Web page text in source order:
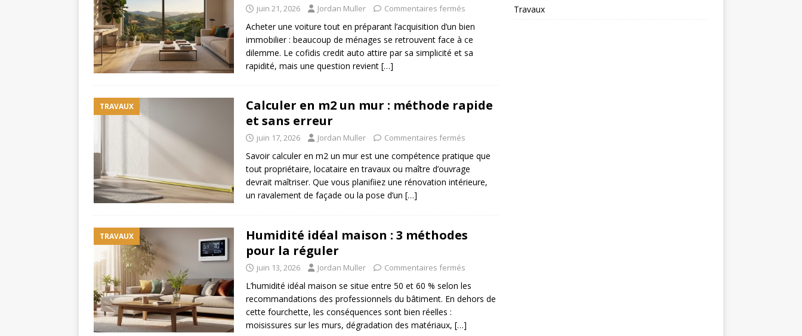
juin 21, 2026 Jordan Muller Commentaires fermés
Acheter une voiture tout en préparant l’acquisition d’un bien
immobilier : beaucoup de ménages se retrouvent face à ce
dilemme. Le cofidis credit auto attire par sa simplicité et sa
rapidité, mais une question revient […]
TRAVAUX
Calculer en m2 un mur : méthode rapide
et sans erreur
juin 17, 2026 Jordan Muller Commentaires fermés
Savoir calculer en m2 un mur est une compétence pratique que
tout propriétaire, locataire en travaux ou maître d’ouvrage
devrait maîtriser. Que vous planifiiez une rénovation intérieure,
un ravalement de façade ou la pose d’un […]
TRAVAUX
Humidité idéal maison : 3 méthodes
pour la réguler
juin 13, 2026 Jordan Muller Commentaires fermés
L’humidité idéal maison se situe entre 50 et 60 % selon les
recommandations des professionnels du bâtiment. En dehors de
cette fourchette, les conséquences sont bien réelles :
moisissures sur les murs, dégradation des matériaux, […]
Travaux